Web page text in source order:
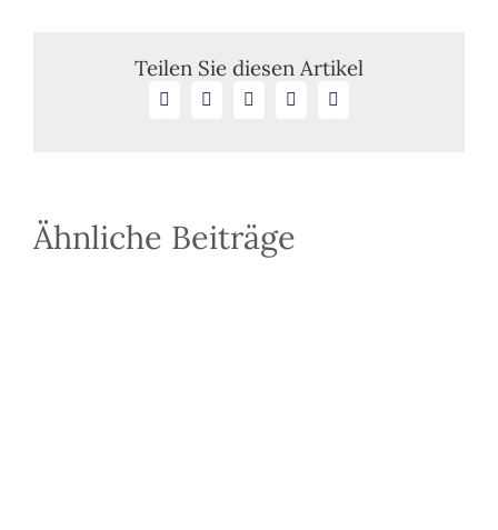
expandierte
Teilen Sie diesen Artikel
Facebook LinkedInWhatsApp
Ähnliche Beiträge